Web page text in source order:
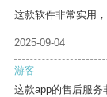
这款软件非常实用
2025-09-04
游客
这款app的售后服